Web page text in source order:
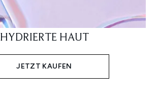
HYDRIERTE HAUT
JETZT KAUFEN